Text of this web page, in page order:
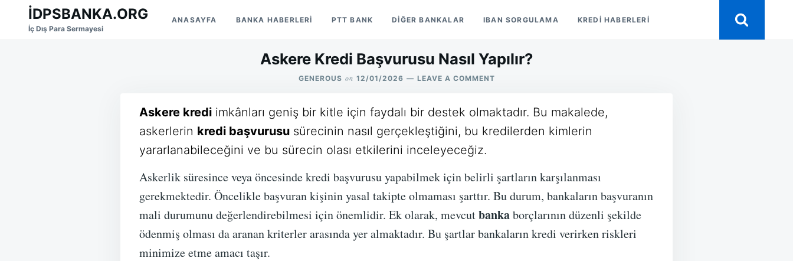
Search
for:
İDPSBANKA.ORG
İç Dış Para Sermayesi
ANASAYFA BANKA HABERLERI PTT BANK DIĞER BANKALAR IBAN SORGULAMA KREDI HABERLERI
Askere Kredi Başvurusu Nasıl Yapılır?
GENEROUS on 12/01/2026 LEAVE A COMMENTON
BAŞVURUSU
YAPILIR?
Askere kredi imkânları geniş bir kitle için faydalı bir destek olmaktadır. Bu makalede,
askerlerin kredi başvurusu sürecinin nasıl gerçekleştiğini, bu kredilerden kimlerin
yararlanabileceğini ve bu sürecin olası etkilerini inceleyeceğiz.
Askerlik süresince veya öncesinde kredi başvurusu yapabilmek için belirli şartların karşılanması
gerekmektedir. Öncelikle başvuran kişinin yasal takipte olmaması şarttır. Bu durum, bankaların başvuranın
mali durumunu değerlendirebilmesi için önemlidir. Ek olarak, mevcutbankaborçlarının düzenli şekilde
ödenmiş olması da aranan kriterler arasında yer almaktadır. Bu şartlar bankaların kredi verirken riskleri
minimize etme amacı taşır.